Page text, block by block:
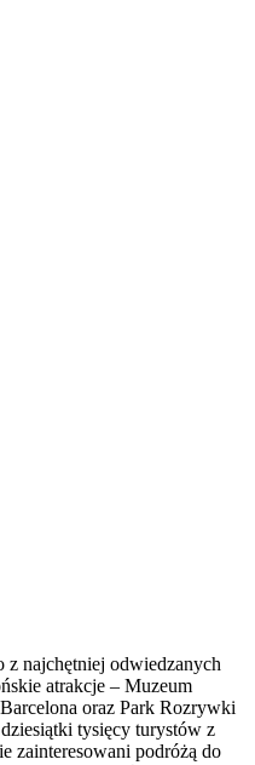
z najchętniej odwiedzanych
atrakcje – Muzeum
oraz Park Rozrywki
tysięcy turystów z
zainteresowani podróżą do